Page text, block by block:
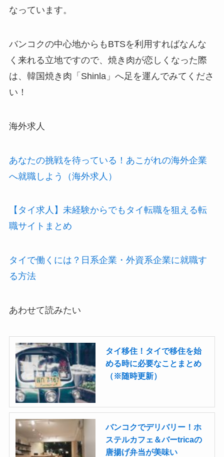
なっています。
バンコクの中心地からもBTSを利用すればなんな
く来れる立地ですので、焼き肉が恋しくなった際
は、韓国焼き肉「Shinla」へ足を運んでみてくださ
い！
海外求人
あなたの挑戦を待っている！あこがれの海外企業
へ就職しよう（海外求人）
【タイ求人】未経験からでもタイ転職を狙える転
職サイトまとめ
タイで働くには？日系企業・外資系企業に就職す
る方法
あわせて読みたい
タイ移住！タイで移住を始
める時に必要なことまとめ
（※随時更新）
バンコクでデリバリー！ホ
ステルカフェ＆バーtricaの
唐揚げ弁当が美味い